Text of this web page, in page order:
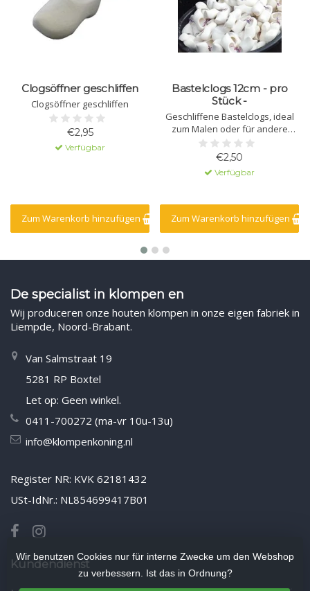
Clogsöffner geschliffen
Clogsöffner geschliffen
€2,95
Verfügbar
Zum Warenkorb hinzufügen
Bastelclogs 12cm - pro
Stück -
Geschliffene Bastelclogs, ideal
zum Malen oder für andere
Bastelarbeiten
€2,50
Verfügbar
Zum Warenkorb hinzufügen
De specialist in klompen en
Wij produceren onze houten klompen in onze eigen fabriek in
Liempde, Noord-Brabant.
Van Salmstraat 19
5281 RP Boxtel
Let op: Geen winkel.
0411-700272 (ma-vr 10u-13u)
info@klompenkoning.nl
Register NR: KVK 62181432
USt-IdNr.: NL854699417B01
Kundendienst
Wir benutzen Cookies nur für interne Zwecke um den Webshop
zu verbessern. Ist das in Ordnung?